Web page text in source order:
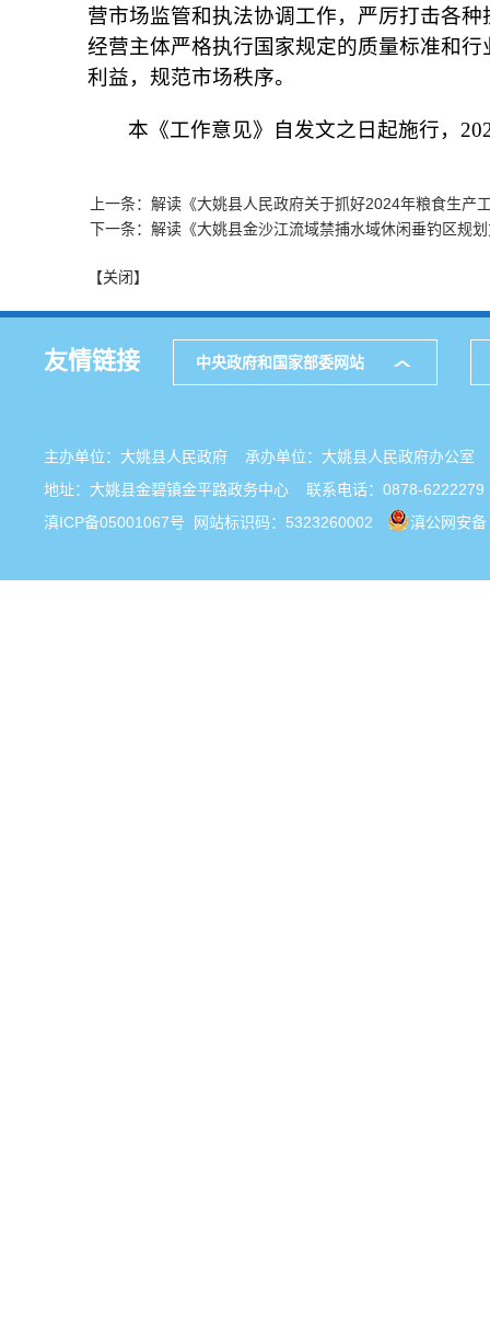
营市场监管和执法协调工作，严厉打击各
经营主体严格执行国家规定的质量标准和
利益，规范市场秩序。
本《工作意见》自发文之日起施行，
上一条：解读《大姚县人民政府关于抓好2024年粮食生产
下一条：解读《大姚县金沙江流域禁捕水域休闲垂钓区规
【关闭】
友情链接 中央政府和国家部委网站
主办单位：大姚县人民政府 承办单位：大姚县人民政府办公
地址：大姚县金碧镇金平路政务中心 联系电话：0878-6222279
滇ICP备05001067号 网站标识码：5323260002 滇公网安